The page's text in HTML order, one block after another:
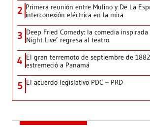
2 Primera reunión entre Mulino y De La
interconexión eléctrica en la mira
3 Deep Fried Comedy: la comedia inspirada
Night Live’ regresa al teatro
4 El gran terremoto de septiembre de
estremeció a Panamá
5 El acuerdo legislativo PDC – PRD